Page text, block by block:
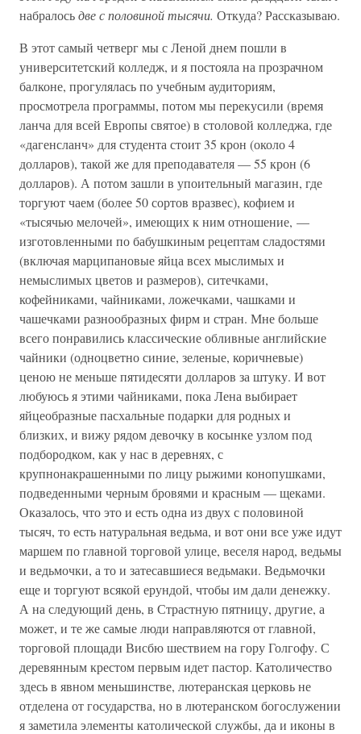
набралосьдве с половиной тысячи. Откуда? Рассказываю.
В этот самый четверг мы с Леной днем пошли в
университетский колледж, и я постояла на прозрачном
балконе, прогулялась по учебным аудиториям,
просмотрела программы, потом мы перекусили (время
ланча для всей Европы святое) в столовой колледжа, где
«дагенсланч» для студента стоит 35 крон (около 4
долларов), такой же для преподавателя — 55 крон (6
долларов). А потом зашли в упоительный магазин, где
торгуют чаем (более 50 сортов вразвес), кофием и
«тысячью мелочей», имеющих к ним отношение, —
изготовленными по бабушкиным рецептам сладостями
(включая марципановые яйца всех мыслимых и
немыслимых цветов и размеров), ситечками,
кофейниками, чайниками, ложечками, чашками и
чашечками разнообразных фирм и стран. Мне больше
всего понравились классические обливные английские
чайники (одноцветно синие, зеленые, коричневые)
ценою не меньше пятидесяти долларов за штуку. И вот
любуюсь я этими чайниками, пока Лена выбирает
яйцеобразные пасхальные подарки для родных и
близких, и вижу рядом девочку в косынке узлом под
подбородком, как у нас в деревнях, с
крупнонакрашенными по лицу рыжими конопушками,
подведенными черным бровями и красным — щеками.
Оказалось, что это и есть одна из двух с половиной
тысяч, то есть натуральная ведьма, и вот они все уже идут
маршем по главной торговой улице, веселя народ, ведьмы
и ведьмочки, а то и затесавшиеся ведьмаки. Ведьмочки
еще и торгуют всякой ерундой, чтобы им дали денежку.
А на следующий день, в Страстную пятницу, другие, а
может, и те же самые люди направляются от главной,
торговой площади Висбю шествием на гору Голгофу. С
деревянным крестом первым идет пастор. Католичество
здесь в явном меньшинстве, лютеранская церковь не
отделена от государства, но в лютеранском богослужении
я заметила элементы католической службы, да и иконы в